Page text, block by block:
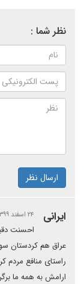
نظر شما :
ارسال نظر
ایرانی ۲۴ اسفند ۱۳۹۹ | ۱۸:۱۷
احسنت
عراق هم کردستان
راستای منافع
ارامش به همه ما